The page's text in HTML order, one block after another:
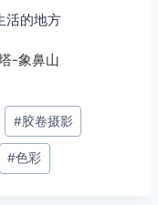
活的地方
-象鼻山
#胶卷摄影
#色彩